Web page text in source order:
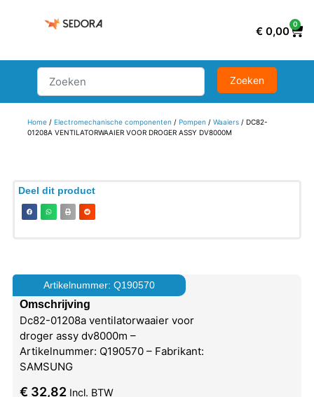
€ 0,00
0
Home/ Electromechanische componenten / Pompen / Waaiers/ DC82-
01208A VENTILATORWAAIER VOOR DROGER ASSY DV8000M
Deel dit product
Artikelnummer: Q190570
Omschrijving
Dc82-01208a ventilatorwaaier voor
droger assy dv8000m –
Artikelnummer: Q190570 – Fabrikant:
SAMSUNG
€ 32,82 Incl. BTW